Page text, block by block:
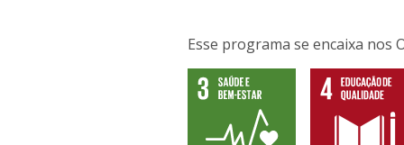
Esse programa se encaixa nos